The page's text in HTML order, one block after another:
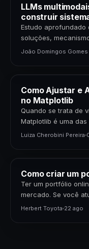
LLMs
construir
Estudo aprofundado
soluções,
Linguagem de
João Domingos
Como Ajustar e
no Matplotlib
Quando se trata de
Matplotlib é uma
poderosas
Luiza Cherobini Pereira
Como criar um
Ter um portfólio
mercado. Se você
negócios,
Herbert Toyota 22 ago